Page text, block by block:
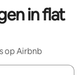
in flat
op Airbnb